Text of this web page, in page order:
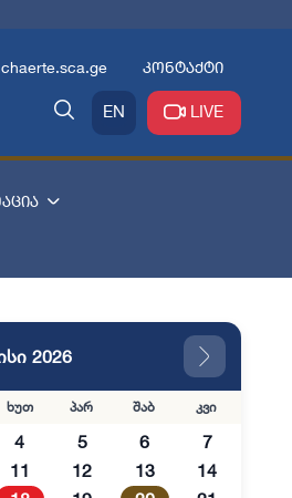
კონტაქტი
EN LIVE
2026
ხუთ პარ შაბ კვი
4 5 6
7
11 12 13
14